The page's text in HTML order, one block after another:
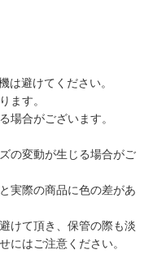
は避けてください。
ます。
場合がございます。
の変動が生じる場合がご
実際の商品に色の差があ
けて頂き、保管の際も淡
にはご注意ください。